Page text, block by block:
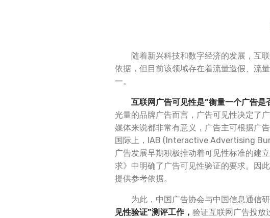
随着新兴科技和数字经济的发展，互
依据，但目前该领域存在着流量造假、流
一。
互联网广告可见性是“衡量一个广告是
光量的品牌广告而言，广告可见性决定了
媒体来说都非常有意义，广告主可根据广
国际上，IAB (Interactive Advertising
广告发展早期积极推动着可见性标准的建
求》中明确了广告可见性验证的要求。因
提供参考依据。
为此，中国广告协会与中国信息通信
见性验证”测评工作， 验证互联网广告投放